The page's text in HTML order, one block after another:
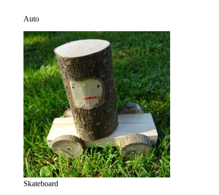
Auto
Skateboard